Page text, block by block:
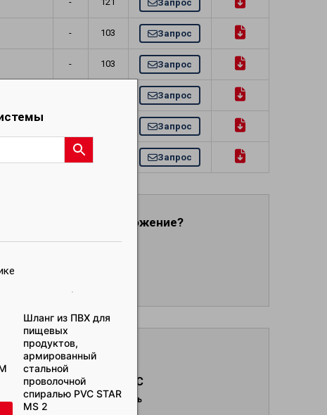
Запрос
- 103 Запрос
- 103 Запрос
Запрос
Запрос
Запрос
предложение?
international.com
ЗАПРОС
Отправить
Шланг из ПВХ для
пищевых
продуктов,
армированный
стальной
проволочной
спиралью PVC STAR
MS 2
пищевых
жесткого ПВХ STAR
для нефти,